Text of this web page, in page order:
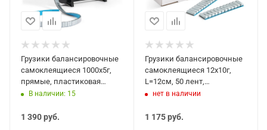
Грузики балансировочные
самоклеящиеся 1000x5г,
прямые, пластиковая
кассета, KraftWell KRW-
В наличии: 15
1 390руб.
Грузики балансировочные
самоклеящиеся 12x10г,
L=12см, 50 лент,
закругленные KraftWell
нет в наличии
1 175руб.